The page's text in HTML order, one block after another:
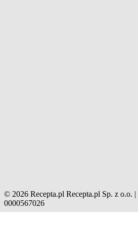
© 2026 Recepta.pl Recepta.pl Sp. z o.o.
0000567026